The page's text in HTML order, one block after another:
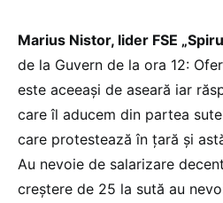
Marius Nistor, lider FSE
de la Guvern de la ora 12:
este aceeași de aseară iar
care îl aducem din partea
care protestează în țară și
Au nevoie de salarizare
creștere de 25 la sută au